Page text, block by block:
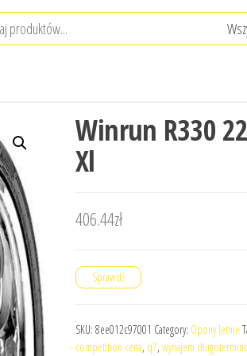
Winrun R330
Xl
406.44zł
Sprawdź
SKU: 8ee012c97001 Category: Opony letnie
competition cena, q7, wynajem